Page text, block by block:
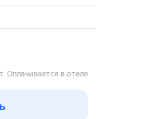
Оплачивается в отеле